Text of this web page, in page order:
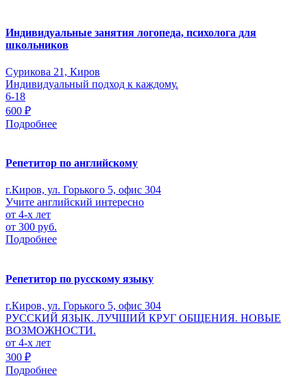
Индивидуальные занятия логопеда, психолога для
школьников
Сурикова 21, Киров
Индивидуальный подход к каждому.
6-18
600 ₽
Подробнее
Репетитор по английскому
г.Киров, ул. Горького 5, офис 304
Учите английский интересно
от 4-х лет
от 300 руб.
Подробнее
Репетитор по русскому языку
г.Киров, ул. Горького 5, офис 304
РУССКИЙ ЯЗЫК. ЛУЧШИЙ КРУГ ОБЩЕНИЯ. НОВЫЕ
ВОЗМОЖНОСТИ.
от 4-х лет
300 ₽
Подробнее